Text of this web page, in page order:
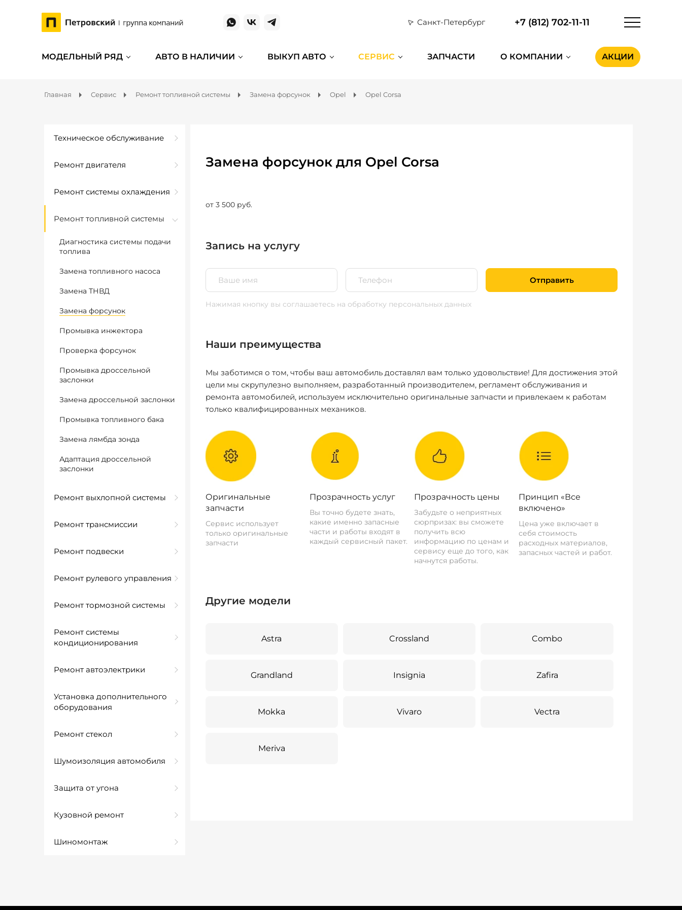
Санкт-Петербург +7 (812) 702-11-11
МОДЕЛЬНЫЙ РЯД АВТО В НАЛИЧИИ ВЫКУП АВТО СЕРВИС ЗАПЧАСТИ О КОМПАНИИ АКЦИИ
Главная Сервис Ремонт топливной системы Замена форсунок Opel Opel Corsa
Техническое обслуживание
Ремонт двигателя
Ремонт системы охлаждения
Ремонт топливной системы
Диагностика системы подачи
топлива
Замена топливного насоса
Замена ТНВД
Замена форсунок
Промывка инжектора
Проверка форсунок
Промывка дроссельной
заслонки
Замена дроссельной заслонки
Промывка топливного бака
Замена лямбда зонда
Адаптация дроссельной
заслонки
Ремонт выхлопной системы
Ремонт трансмиссии
Ремонт подвески
Ремонт рулевого управления
Ремонт тормозной системы
Ремонт системы
кондиционирования
Ремонт автоэлектрики
Установка дополнительного
оборудования
Ремонт стекол
Шумоизоляция автомобиля
Защита от угона
Кузовной ремонт
Шиномонтаж
Замена форсунок для Opel Corsa
от 3 500 руб.
Запись на услугу
Отправить
Нажимая кнопку вы соглашаетесь на обработку персональных данных
Наши преимущества
Мы заботимся о том, чтобы ваш автомобиль доставлял вам только удовольствие! Для достижения этой
цели мы скрупулезно выполняем, разработанный производителем, регламент обслуживания и
ремонта автомобилей, используем исключительно оригинальные запчасти и привлекаем к работам
только квалифицированных механиков.
Оригинальные
запчасти
Сервис использует
только оригинальные
запчасти
Прозрачность услуг
Вы точно будете знать,
какие именно запасные
части и работы входят в
каждый сервисный пакет.
Прозрачность цены
Забудьте о неприятных
сюрпризах: вы сможете
получить всю
информацию по ценам и
сервису еще до того, как
начнутся работы.
Принцип «Все
включено»
Цена уже включает в
себя стоимость
расходных материалов,
запасных частей и работ.
Другие модели
Astra Crossland Combo
Grandland Insignia Zafira
Mokka Vivaro Vectra
Meriva